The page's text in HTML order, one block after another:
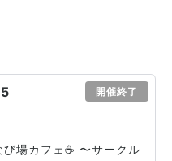
開催終了
場カフェ☕️ 〜サークル